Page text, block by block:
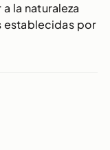
la naturaleza
establecidas por